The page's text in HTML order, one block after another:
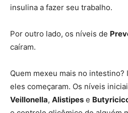
insulina a fazer seu trabalho.
Por outro lado, os níveis de
caíram.
Quem mexeu mais no intestino?
eles começaram. Os níveis
Veillonella, Alistipes e